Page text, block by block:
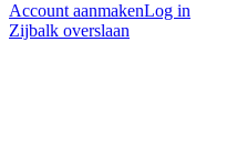
Account aanmakenLog in
Zijbalk overslaan